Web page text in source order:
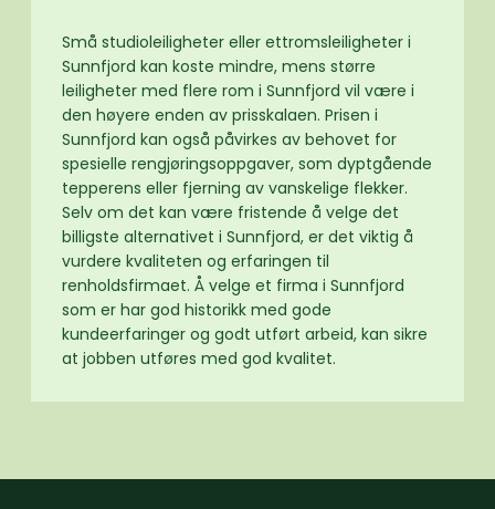
Små studioleiligheter eller ettromsleiligheter i
Sunnfjord kan koste mindre, mens større
leiligheter med flere rom i Sunnfjord vil være i
den høyere enden av prisskalaen. Prisen i
Sunnfjord kan også påvirkes av behovet for
spesielle rengjøringsoppgaver, som dyptgående
tepperens eller fjerning av vanskelige flekker.
Selv om det kan være fristende å velge det
billigste alternativet i Sunnfjord, er det viktig å
vurdere kvaliteten og erfaringen til
renholdsfirmaet. Å velge et firma i Sunnfjord
som er har god historikk med gode
kundeerfaringer og godt utført arbeid, kan sikre
at jobben utføres med god kvalitet.